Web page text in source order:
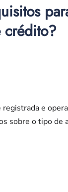
crédito?
e
sobre o tipo de